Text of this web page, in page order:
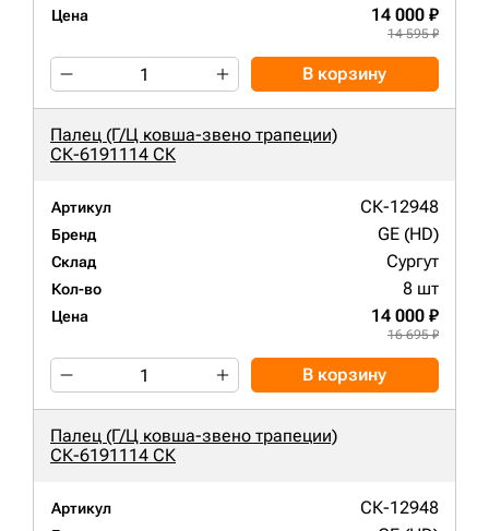
Цена 14 000 ₽
14 595 ₽
В корзину
Палец (Г/Ц ковша-звено трапеции)
СК-6191114 СК
Артикул СК-12948
Бренд GE (HD)
Склад Сургут
Кол-во 8 шт
Цена 14 000 ₽
16 695 ₽
В корзину
Палец (Г/Ц ковша-звено трапеции)
СК-6191114 СК
Артикул СК-12948